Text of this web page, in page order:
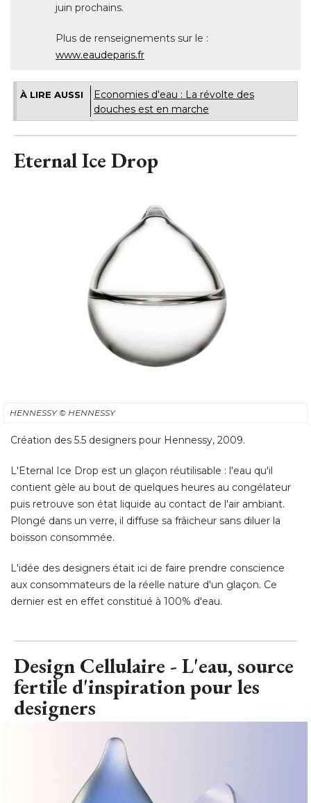
juin prochains.
Plus de renseignements sur le :
www.eaudeparis.fr
À LIRE AUSSI
Economies d'eau : La révolte des
douches est en marche
Eternal Ice Drop
HENNESSY© HENNESSY
Création des 5.5 designers pour Hennessy, 2009.
L'Eternal Ice Drop est un glaçon réutilisable : l'eau qu'il
contient gèle au bout de quelques heures au congélateur
puis retrouve son état liquide au contact de l'air ambiant.
Plongé dans un verre, il diffuse sa frâicheur sans diluer la
boisson consommée.
L'idée des designers était ici de faire prendre conscience
aux consommateurs de la réelle nature d'un glaçon. Ce
dernier est en effet constitué à 100% d'eau.
Design Cellulaire - L'eau, source
fertile d'inspiration pour les
designers